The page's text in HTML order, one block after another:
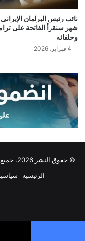
نائب رئيس البرلمان
شهر سنقرأ الفاتحة على
وحلفائه
4 فبراير، 2026
© حقوق النشر 2026، جميع الحقوق محفوظة |
الرئيسية